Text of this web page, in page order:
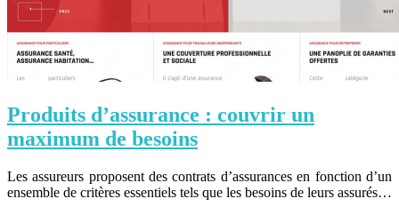
Produits d’assurance : couvrir un
maximum de besoins
Les assureurs proposent des contrats d’assurances en fonction d’un
ensemble de critères essentiels tels que les besoins de leurs assurés…